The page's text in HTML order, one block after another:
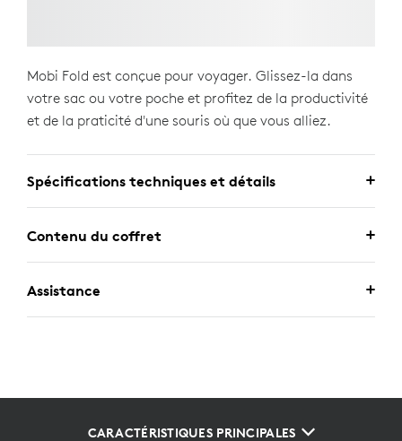
Mobi Fold est conçue pour voyager. Glissez-la dans
votre sac ou votre poche et profitez de la productivité
et de la praticité d'une souris où que vous alliez.
Spécifications techniques et détails
Contenu du coffret
Assistance
CARACTÉRISTIQUES PRINCIPALES